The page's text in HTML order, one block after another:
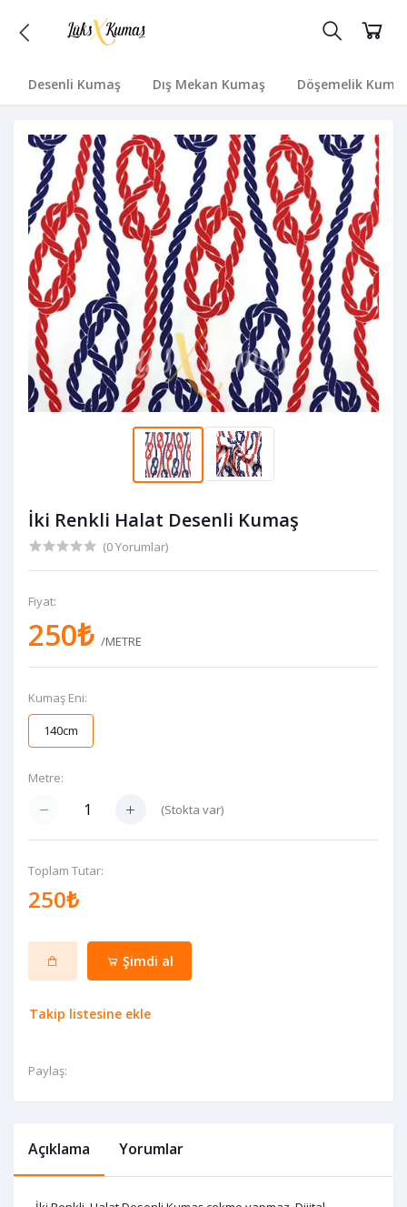
Desenli Kumaş Dış Mekan Kumaş Döşemelik
İki Renkli Halat Desenli Kumaş
(0 Yorumlar)
Fiyat:
250₺ /METRE
Kumaş Eni:
140cm
Metre:
(Stokta var)
Toplam Tutar:
250₺
Şimdi al
Takip listesine ekle
Paylaş:
Açıklama Yorumlar